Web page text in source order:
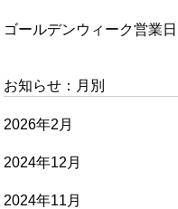
ゴールデンウィーク営業
お知らせ：月別
2026年2月
2024年12月
2024年11月